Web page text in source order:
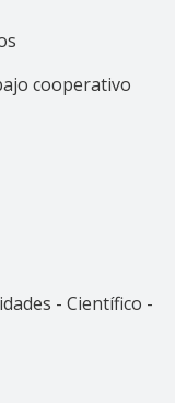
cooperativo
- Científico -